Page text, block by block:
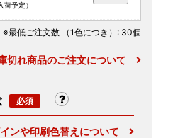
荷予定）
※最低ご注文数 （1色につき） : 30個
切れ商品のご注文について
ンや印刷色替えについて